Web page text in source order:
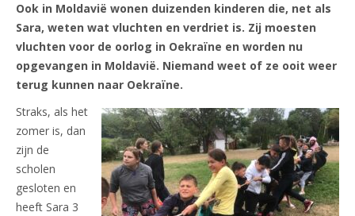
Ook in Moldavië wonen duizenden kinderen die, net als
Sara, weten wat vluchten en verdriet is. Zij moesten
vluchten voor de oorlog in Oekraïne en worden nu
opgevangen in Moldavië. Niemand weet of ze ooit weer
terug kunnen naar Oekraïne.
Straks, als het
zomer is, dan
zijn de
scholen
gesloten en
heeft Sara 3